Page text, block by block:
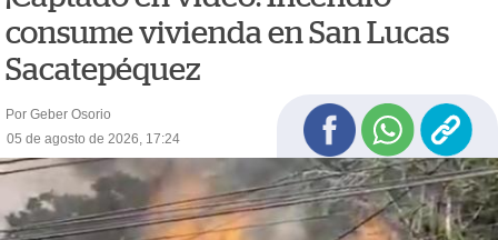
consume vivienda en San Lucas
Sacatepéquez
Por Geber Osorio
05 de agosto de 2026, 17:24